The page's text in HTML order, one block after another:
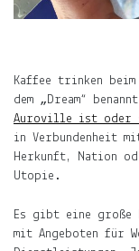
ljuno
die
Liebe,
der
Mond,
der
Name
Tochter
Kaffee trinken
dem „Dream“
Auroville ist oder
in Verbundenheit
Herkunft, Nation
Utopie.
Es gibt eine große
mit Angeboten für